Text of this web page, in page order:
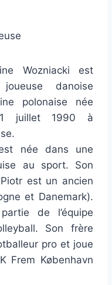
Wozniacki est
danoise
polonaise née
juillet 1990 à
née dans une
au sport. Son
est un ancien
et Danemark).
de l’équipe
Son frère
pro et joue
Frem København